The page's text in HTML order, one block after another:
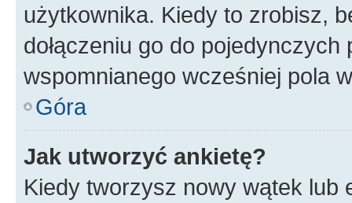
użytkownika. Kiedy to zrobisz,
dołączeniu go do
wspomnianego wcześniej pola
Góra
Jak utworzyć ankietę?
Kiedy tworzysz nowy wątek lub